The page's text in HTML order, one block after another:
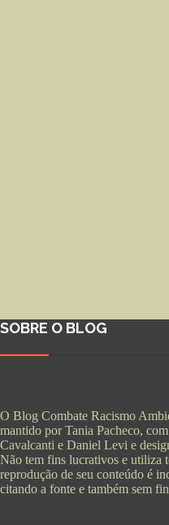
SOBRE O BLOG
O Blog Combate Racismo
mantido por Tania Pacheco,
Cavalcanti e Daniel Levi e
Não tem fins lucrativos e utiliza
reprodução de seu conteúdo é
citando a fonte e também sem